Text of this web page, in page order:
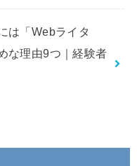
は「Webライタ
な理由9つ｜経験者